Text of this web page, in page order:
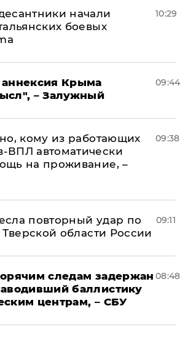
начали
боевых
10:29
Крыма
– Залужный
09:44
кому из работающих
ВПЛ автоматически
на проживание, –
09:38
повторный удар по
области России
09:11
следам задержан
баллистику
центрам, – СБУ
08:48